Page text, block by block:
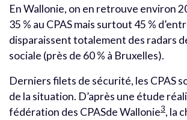
En Wallonie, on en retrouve environ
35 % au CPAS mais surtout 45 %
disparaissent totalement des radars
sociale (près de 60 % à Bruxelles).
Derniers filets de sécurité, les CPAS
de la situation. D’après une étude
fédération des CPASde Wallonie3, la